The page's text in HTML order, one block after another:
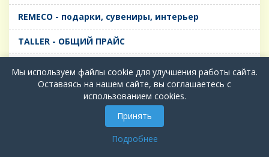
REMECO - подарки, сувениры, интерьер
TALLER - ОБЩИЙ ПРАЙС
TIMA - посуда для приготовления и сервировки,
кухонные аксессуары
БИОСТАЛЬ - ТЕРМОСА
Мы используем файлы cookie для улучшения работы сайта.
Оставаясь на нашем сайте, вы соглашаетесь с
использованием cookies.
Принять
Подробнее